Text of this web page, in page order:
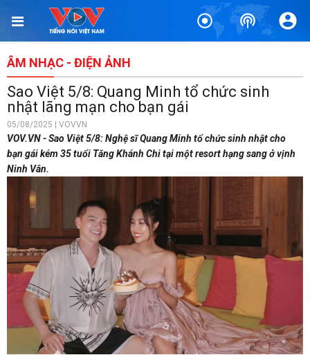
ÂM NHẠC - ĐIỆN ẢNH
Sao Việt 5/8: Quang Minh tổ chức sinh
nhật lãng mạn cho bạn gái
05/08/2025 | VOVVN
VOV.VN - Sao Việt 5/8: Nghệ sĩ Quang Minh tổ chức sinh nhật cho
bạn gái kém 35 tuổi Tăng Khánh Chi tại một resort hạng sang ở vịnh
Ninh Vân.